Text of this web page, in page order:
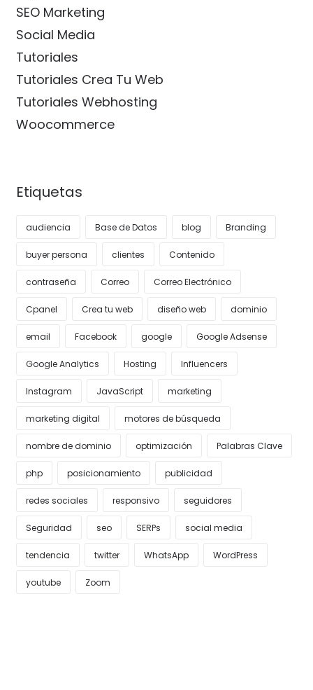
SEO Marketing
Social Media
Tutoriales
Tutoriales Crea Tu Web
Tutoriales Webhosting
Woocommerce
Etiquetas
audiencia Base de Datos blog Branding
buyer persona clientes Contenido
contraseña Correo Correo Electrónico
Cpanel Crea tu web diseño web dominio
email Facebook google Google Adsense
Google Analytics Hosting Influencers
Instagram JavaScript marketing
marketing digital motores de búsqueda
nombre de dominio optimización Palabras Clave
php posicionamiento publicidad
redes sociales responsivo seguidores
Seguridad seo SERPs social media
tendencia twitter WhatsApp WordPress
youtube Zoom